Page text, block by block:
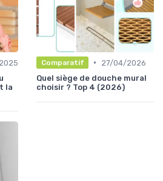
la
Comparatif •
27/04/2026
Quel siège de douche mural
choisir ? Top 4 (2026)